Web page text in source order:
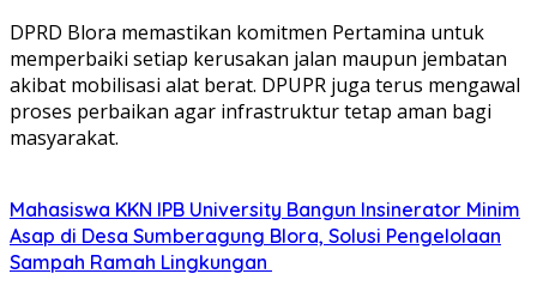
DPRD Blora memastikan komitmen Pertamina untuk
memperbaiki setiap kerusakan jalan maupun jembatan
akibat mobilisasi alat berat. DPUPR juga terus mengawal
proses perbaikan agar infrastruktur tetap aman bagi
masyarakat.
Mahasiswa KKN IPB University Bangun Insinerator Minim
Asap di Desa Sumberagung Blora, Solusi Pengelolaan
Sampah Ramah Lingkungan ‎